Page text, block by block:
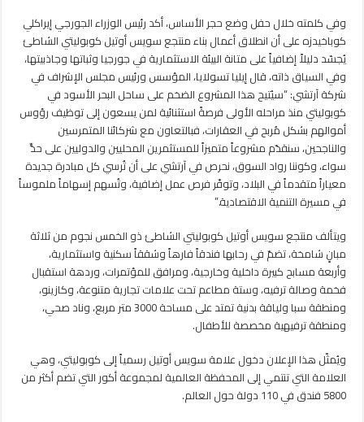
وفي كلمته خلال حفل وضع حجر الأساس، أكد رئيس الوزراء الجورجي إيراكلي
كوباخيدزه على أن انطلاق أعمال بناء منتجع سويس أوتيل كوبوليتي الشاطئ
يُجسّد دليلاً إضافياً على متانة البيئة الاستثمارية في جورجيا وثباتها وجاذبيتها،
وفي السياق ذاته، قال إيليا تسولايا، المؤسس ورئيس مجلس الإشراف في
شركة آرتشي: “سيُتيح هذا المشروع الضخم على ساحل البحر الأسود في
كوبوليتي منذ مراحله الأولى فرصةً استثنائية لمن يسعون إلى توظيف رؤوس
أموالهم بشكل مُربح في العقارات، فبالتعاون مع شركائنا المتمرسين
والناجحين، سنقدّم مشروعاً متميزاً للمستثمرين المحليين والدوليين على حدٍّ
سواء، وكوننا رواد السوق، نحرص في آرتشي على أن تُرسي كل مبادرة جديدة
معياراً متقدماً في البلاد، وتوفّر فرص عمل إضافية، وتُسهم إسهاماً ملموساً
في مسيرة التنمية الاقتصادية.”
ويتألف منتجع سويس أوتيل كوبوليتي الشاطئ ذو الخمس نجوم من ثلاثة
مبانٍ شامخة، تضمّ في رحابها فندقاً فارهاً وشققاً سكنية واستثمارية،
وأربعة مسابح كبيرة داخلية وخارجية، ومرافق للمؤتمرات، وردهة استقبال
فخمة وصالة ترفيه، وستة مطاعم تحت علامات تجارية متنوعة، وكازينو،
ومنطقة سبا ولياقة بدنية تمتد على مساحة 3000 متر مربع، وناد صحي،
ومنطقة ترفيهية مخصصة للأطفال.
ويُمثّل هذا الإعلان دخول علامة سويس أوتيل رسمياً إلى كوبوليتي، وهي
العلامة التي تنتمي إلى المحفظة العالمية لمجموعة أكور التي تضم أكثر من
5800 فندق في 110 دولة حول العالم.